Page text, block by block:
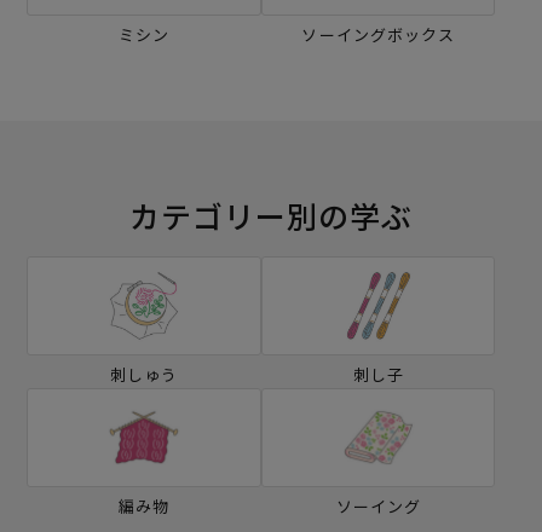
ミシン ソーイングボックス
カテゴリー別の学ぶ
刺しゅう 刺し子
編み物 ソーイング